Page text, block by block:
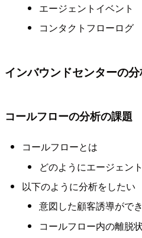
エージェントイベント
コンタクトフローログ
インバウンドセンターの
コールフローの分析の課題
コールフローとは
どのようにエージェン
以下のように分析をしたい
意図した顧客誘導がで
コールフロー内の離脱